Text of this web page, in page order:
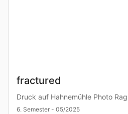
fractured
Druck auf Hahnemühle Photo
6. Semester - 05/2025